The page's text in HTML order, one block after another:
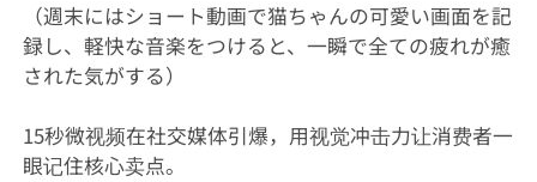
（週末にはショート動画で猫ちゃんの可愛い画面を記
録し、軽快な音楽をつけると、一瞬で全ての疲れが癒
された気がする）
15秒微视频在社交媒体引爆，用视觉冲击力让消费者一
眼记住核心卖点。